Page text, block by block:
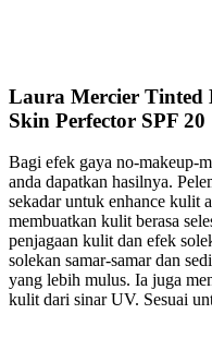
Laura Mercier Tinted
Skin Perfector SPF 20
Bagi efek gaya no-makeup-
anda dapatkan hasilnya.
sekadar untuk enhance kulit
membuatkan kulit berasa
penjagaan kulit dan efek
solekan samar-samar dan
yang lebih mulus. Ia juga
kulit dari sinar UV. Sesuai